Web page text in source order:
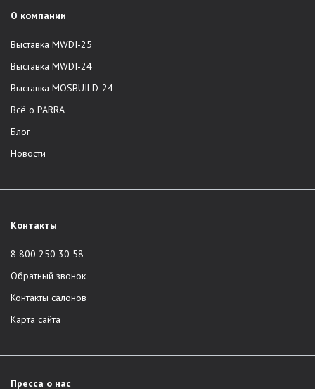
О компании
Выставка MWDI-25
Выставка MWDI-24
Выставка MOSBUILD-24
Всё о PARRA
Блог
Новости
Контакты
8 800 250 30 58
Обратный звонок
Контакты салонов
Карта сайта
Пресса о нас